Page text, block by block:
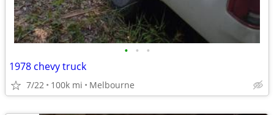
• • •
1978 chevy truck
7/22 100k mi Melbourne